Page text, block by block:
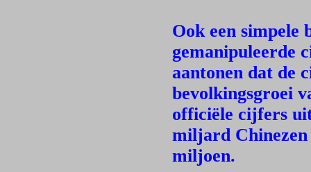
Ook een simpele
gemanipuleerde
aantonen dat de
bevolkingsgroei
officiële cijfers
miljard Chinezen
miljoen.